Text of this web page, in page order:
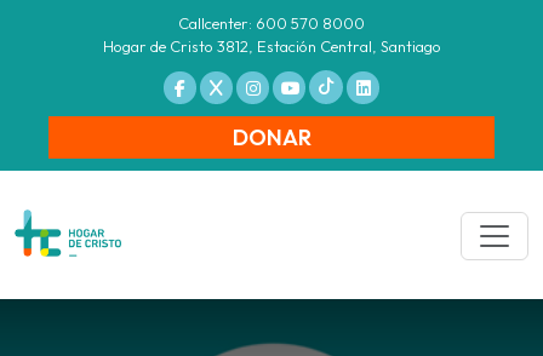
Callcenter: 600 570 8000
Hogar de Cristo 3812, Estación Central, Santiago
DONAR